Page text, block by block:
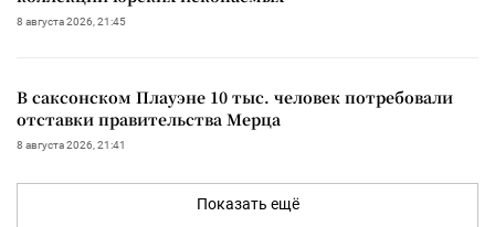
8 августа 2026, 21:45
В саксонском Плауэне 10 тыс. человек потребовали
отставки правительства Мерца
8 августа 2026, 21:41
Показать ещё